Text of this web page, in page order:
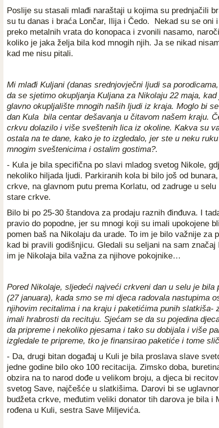
Poslije su stasali mlađi naraštaji u kojima su prednjačili
su tu danas i braća Lončar, Ilija i Čedo. Nekad su se oni
preko metalnih vrata do konopaca i zvonili nasamo,
koliko je jaka želja bila kod mnogih njih. Ja se nikad
kad me nisu pitali.
Mi mlađi Kuljani (danas srednjovječni ljudi sa
da se sjetimo okupljanja Kuljana za Nikolaju 22 maja,
glavno okupljalište mnogih naših ljudi iz kraja. Moglo bi
dan Kula bila centar dešavanja u čitavom našem kraju.
crkvu dolazilo i više sveštenih lica iz okoline. Kakva su
ostala na te dane, kako je to izgledalo, jer ste u neku
mnogim sveštenicima i ostalim gostima?.
- Kula je bila specifična po slavi mladog svetog Nikole,
nekoliko hiljada ljudi. Parkiranih kola bi bilo još od
crkve, na glavnom putu prema Korlatu, od zadruge u selu
stare crkve.
Bilo bi po 25-30 štandova za prodaju raznih đinđuva. I
pravio do popodne, jer su mnogi koji su imali upokojene
pomen baš na Nikolaju da urade. To im je bilo važnije za
kad bi pravili godišnjicu. Gledali su seljani na sam značaj
im je Nikolaja bila važna za njihove pokojnike…
Pored Nikolaje, sljedeći najveći crkveni dan u selu je bila
(27 januara), kada smo se mi djeca radovala nastupima
njihovim recitalima i na kraju i paketićima punih slatkiša-
imali hrabrosti da recituju. Sjećam se da su pojedina
da pripreme i nekoliko pjesama i tako su dobijala i više
izgledale te pripreme, tko je finansirao paketiće i tome
- Da, drugi bitan događaj u Kuli je bila proslava slave
jedne godine bilo oko 100 recitacija. Zimsko doba,
obzira na to narod dođe u velikom broju, a djeca bi
svetog Save, najčešće u slatkišima. Darovi bi se
budžeta crkve, međutim veliki donator tih darova je bila i
rođena u Kuli, sestra Save Miljevića.